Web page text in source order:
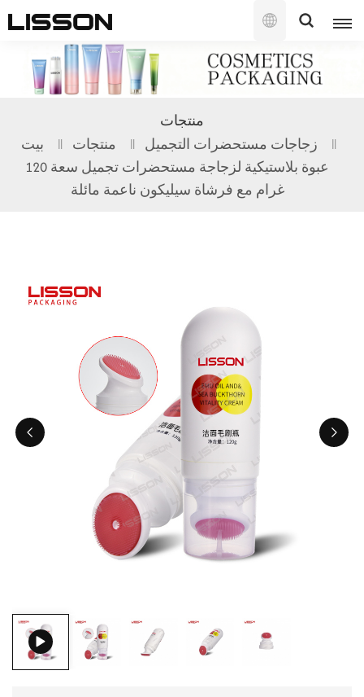
العربية
English
français
русский
日本語
ไทย
Tiếng việt
منتجات
بيت منتجات
زجاجات مستحضرات التجميل
عبوة بلاستيكية لزجاجة مستحضرات تجميل سعة 120
غرام مع فرشاة سيليكون ناعمة مائلة